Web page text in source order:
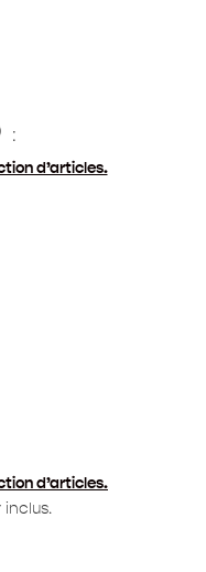
d’articles.
d’articles.
inclus.